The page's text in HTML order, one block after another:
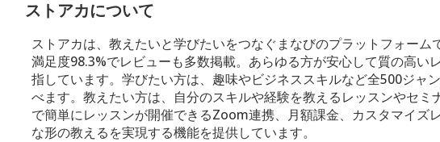
ストアカについて
ストアカは、教えたいと学びたいをつなぐまなびのプラットフォー
満足度98.3%でレビューも多数掲載。あらゆる方が安心して質の高い
指しています。学びたい方は、趣味やビジネススキルなど全500ジャ
べます。教えたい方は、自分のスキルや経験を教えるレッスンやセミ
で簡単にレッスンが開催できるZoom連携、月額課金、カスタマイズ
な形の教えるを実現する機能を提供しています。